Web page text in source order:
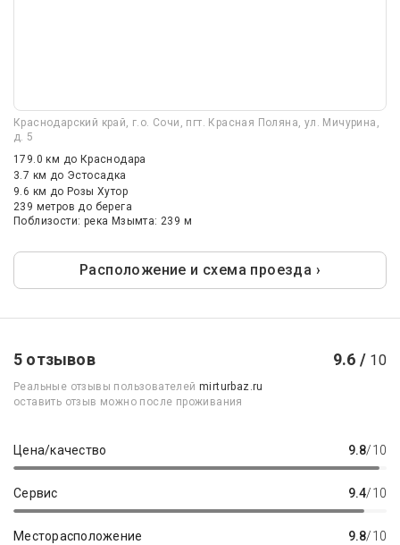
Краснодарский край, г.о. Сочи, пгт. Красная Поляна, ул. Мичурина,
д. 5
179.0 км до Краснодара
3.7 км до Эстосадка
9.6 км до Розы Хутор
239 метров до берега
Поблизости: река Мзымта: 239 м
Расположение и схема проезда ›
5 отзывов 9.6 / 10
Реальные отзывы пользователейmirturbaz.ru
оставить отзыв можно после проживания
Цена/качество 9.8/10
Сервис 9.4/10
Месторасположение 9.8/10